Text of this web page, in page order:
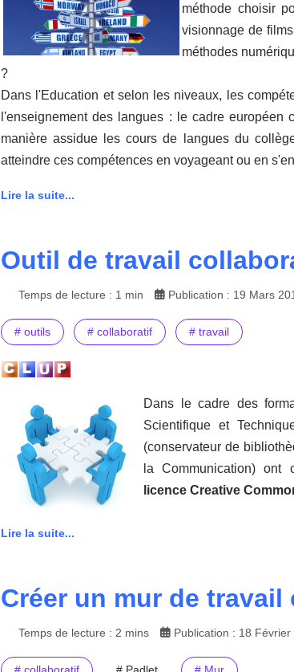
méthode choisir
visionnage de
méthodes
?
Dans l'Education et selon les niveaux, les
l'enseignement des langues : le cadre
manière assidue les cours de langues du
atteindre ces compétences en voyageant ou en
Lire la suite...
Outil de travail
Temps de lecture : 1 min Publication : 19 Mars
# outils # collaboratif # travail
Dans le cadre des
Scientifique et
(conservateur de
la Communication)
licence Creative
Lire la suite...
Créer un mur de
Temps de lecture : 2 mins Publication : 18 Février